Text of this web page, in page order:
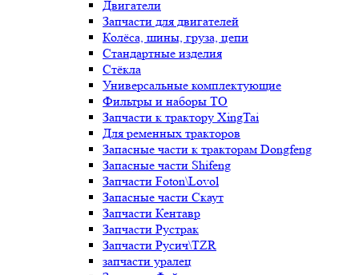
Двигатели
Запчасти для двигателей
Колёса, шины, груза, цепи
Стандартные изделия
Стёкла
Универсальные комплектующие
Фильтры и наборы ТО
Запчасти к трактору XingTai
Для ременных тракторов
Запасные части к тракторам Dongfeng
Запасные части Shifeng
Запчасти Foton\Lovol
Запасные части Скаут
Запчасти Кентавр
Запчасти Рустрак
Запчасти Русич\TZR
запчасти уралец